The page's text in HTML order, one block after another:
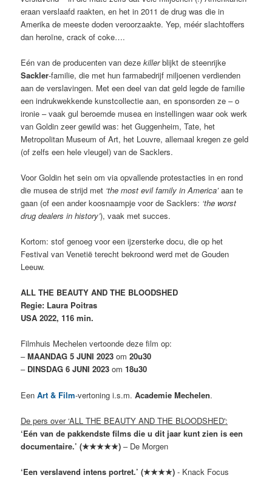
eraan verslaafd raakten, en het in 2011 de drug was die in
Amerika de meeste doden veroorzaakte. Yep, méér slachtoffers
dan heroïne, crack of coke….
Eén van de producenten van dezekillerblijkt de steenrijke
Sackler-familie, die met hun farmabedrijf miljoenen verdienden
aan de verslavingen. Met een deel van dat geld legde de familie
een indrukwekkende kunstcollectie aan, en sponsorden ze – o
ironie – vaak gulberoemde musea en instellingen waar ook werk
van Goldin zeer gewild was: het Guggenheim, Tate, het
Metropolitan Museum of Art, het Louvre, allemaal kregen ze geld
(of zelfs een hele vleugel) van de Sacklers.
Voor Goldin het sein om via opvallende protestacties in en rond
die musea de strijd met ‘the most evil family in America’aan te
gaan (of een ander koosnaampje voor de Sacklers: ‘the worst
drug dealers in history’), vaak met succes.
Kortom: stof genoeg voor een ijzersterke docu, die op het
Festival van Venetië terecht bekroond werd met de Gouden
Leeuw.
ALL THE BEAUTY AND THE BLOODSHED
Regie: Laura Poitras
USA 2022, 116 min.
Filmhuis Mechelen vertoonde deze film op:
–MAANDAG 5 JUNI 2023 om20u30
– DINSDAG 6 JUNI 2023 om18u30
EenArt & Film-vertoning i.s.m.Academie Mechelen.
De pers over ‘ALL THE BEAUTY AND THE BLOODSHED':
‘Eén van de pakkendste films die u dit jaar kunt zien is een
documentaire.’ (★★★★★) – De Morgen
‘Een verslavend intens portret.’ (★★★★)- Knack Focus